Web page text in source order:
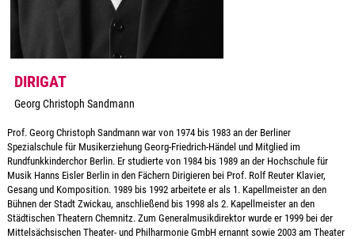
DIRIGAT
Georg Christoph Sandmann
Prof. Georg Christoph Sandmann war von 1974 bis 1983 an der Berliner
Spezialschule für Musikerziehung Georg-Friedrich-Händel und Mitglied im
Rundfunkkinderchor Berlin. Er studierte von 1984 bis 1989 an der Hochschule für
Musik Hanns Eisler Berlin in den Fächern Dirigieren bei Prof. Rolf Reuter Klavier,
Gesang und Komposition. 1989 bis 1992 arbeitete er als 1. Kapellmeister an den
Bühnen der Stadt Zwickau, anschließend bis 1998 als 2. Kapellmeister an den
Städtischen Theatern Chemnitz. Zum Generalmusikdirektor wurde er 1999 bei der
Mittelsächsischen Theater- und Philharmonie GmbH ernannt sowie 2003 am Theater